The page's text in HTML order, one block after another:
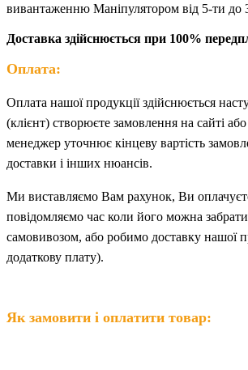
вивантаженню Маніпулятором від 5-ти до
Доставка здійснюється при 100%
Оплата:
Оплата нашої продукції здійснюється
(клієнт) створюєте замовлення на сайті
менеджер уточнює кінцеву вартість
доставки і інших нюансів.
Ми виставляємо Вам рахунок, Ви
повідомляємо час коли його можна забрати
самовивозом, або робимо доставку нашої
додаткову плату).
Як замовити і оплатити товар: